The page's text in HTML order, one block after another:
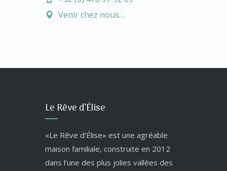
Venir chez nous…
Le Rêve d’Élise
«Le Rêve d’Élise» est une agréable
maison familiale, construite en 2012
dans l’une des plus jolies vallées des